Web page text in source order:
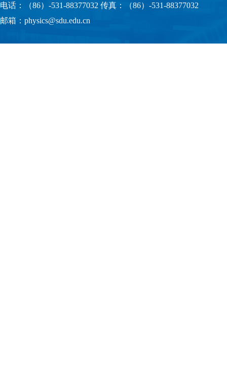
电话：（86）-531-88377032 传真：（86）-531-88377032
邮箱：physics@sdu.edu.cn